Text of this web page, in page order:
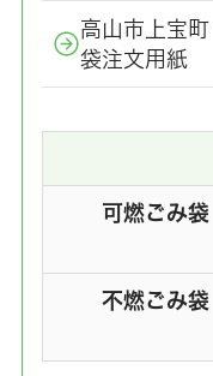
高山市上宝
袋注文用紙
可燃ごみ袋
不燃ごみ袋